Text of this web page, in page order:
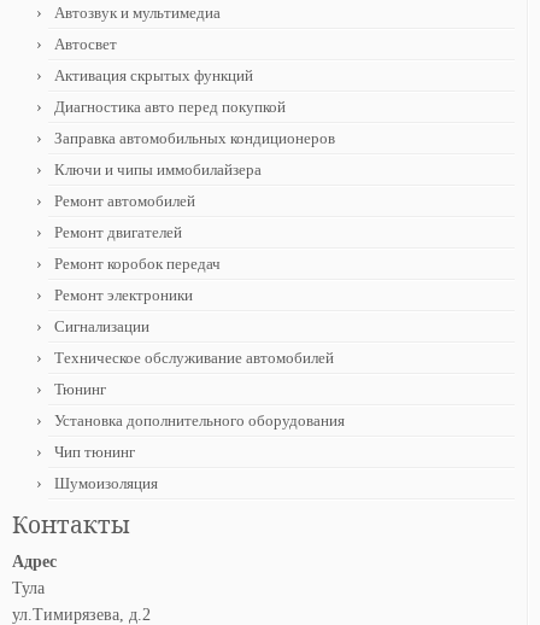
Автозвук и мультимедиа
Автосвет
Активация скрытых функций
Диагностика авто перед покупкой
Заправка автомобильных кондиционеров
Ключи и чипы иммобилайзера
Ремонт автомобилей
Ремонт двигателей
Ремонт коробок передач
Ремонт электроники
Сигнализации
Техническое обслуживание автомобилей
Тюнинг
Установка дополнительного оборудования
Чип тюнинг
Шумоизоляция
Контакты
Адрес
Тула
ул.Тимирязева, д.2